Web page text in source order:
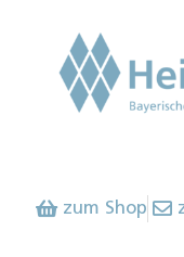
zum Shop